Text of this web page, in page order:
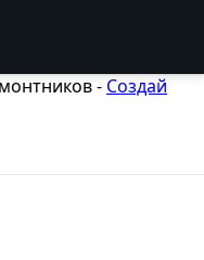
- Создай